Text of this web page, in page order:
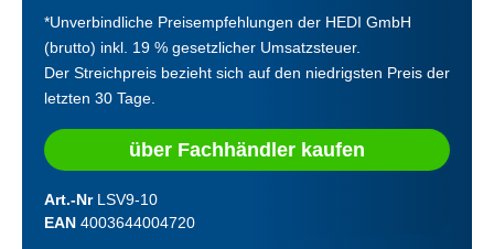
*Unverbindliche Preisempfehlungen der HEDI GmbH
(brutto) inkl. 19 % gesetzlicher Umsatzsteuer.
Der Streichpreis bezieht sich auf den niedrigsten Preis der
letzten 30 Tage.
über Fachhändler kaufen
Art.-Nr LSV9-10
EAN 4003644004720